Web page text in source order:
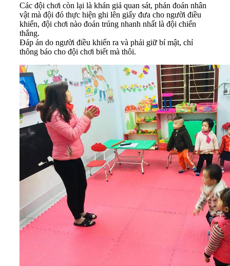
Các đội chơi còn lại là khán giả quan sát, phán đoán nhân
vật mà đội đó thực hiện ghi lên giấy đưa cho người điều
khiển, đội chơi nào đoán trúng nhanh nhất là đội chiến
thắng.
Đáp án do người điều khiển ra và phải giữ bí mật, chỉ
thông báo cho đội chơi biết mà thôi.